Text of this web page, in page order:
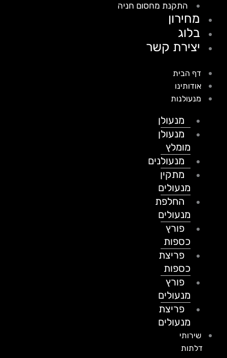
התקנת מחסום חניה
מחירון
בלוג
יצירת קשר
דף הבית
אודותינו
מנעולנות
מנעולן
מנעולן
מומלץ
מנעולנים
מתקין
מנעולים
החלפת
מנעולים
פורץ
כספות
פריצת
כספות
פורץ
מנעולים
פריצת
מנעולים
שירותי
דלתות